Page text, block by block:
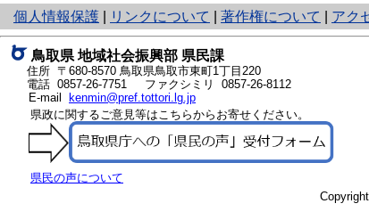
個人情報保護
と
り
ネ
ッ
ト
へ
の
リンクについて 著作権について アク
鳥取県 地域社会振興部 県民課
住所 〒680-8570 鳥取県鳥取市東町1丁目220
電話 0857-26-7751
ファクシミリ 0857-26-8112
E-mail
kenmin@pref.tottori.lg.jp
県政に関するご意見等はこちらからお寄せください。
県民の声について